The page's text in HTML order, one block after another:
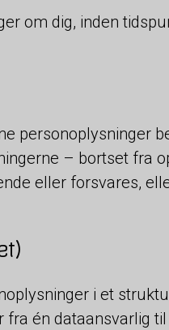
om dig, inden
personoplysninger
– bortset fra
eller forsvares,
i et
én dataansvarlig